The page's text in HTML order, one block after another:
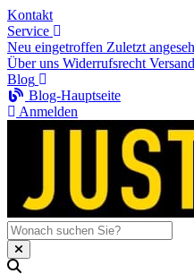
Kontakt
Service
Neu eingetroffen Zuletzt
Über uns Widerrufsrecht
Blog
Blog-Hauptseite
Anmelden